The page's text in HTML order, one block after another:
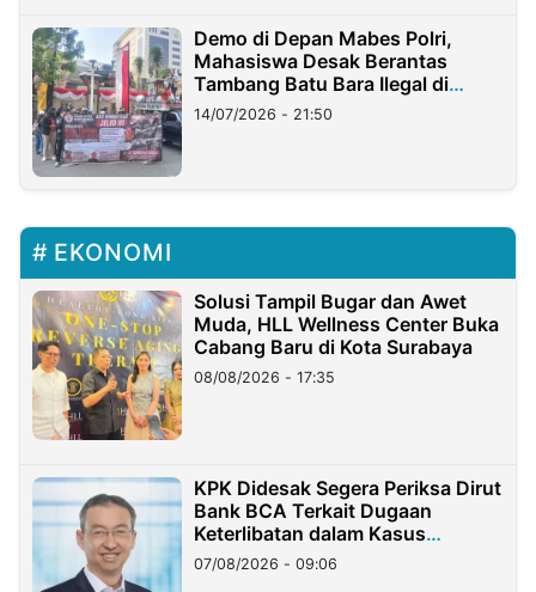
Demo di Depan Mabes Polri,
Mahasiswa Desak Berantas
Tambang Batu Bara Ilegal di
Lampung
14/07/2026 - 21:50
EKONOMI
Solusi Tampil Bugar dan Awet
Muda, HLL Wellness Center Buka
Cabang Baru di Kota Surabaya
08/08/2026 - 17:35
KPK Didesak Segera Periksa Dirut
Bank BCA Terkait Dugaan
Keterlibatan dalam Kasus
Hilangnya Dana Nasabah Rp2,58
Miliar
07/08/2026 - 09:06